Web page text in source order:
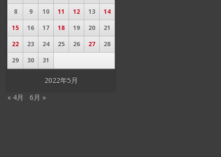
2022年5月
8
9 10 11 12 13
14
15
16 17 18 19 20
21
22
23 24 25 26 27
28
29
30 31
« 4月 6月 »